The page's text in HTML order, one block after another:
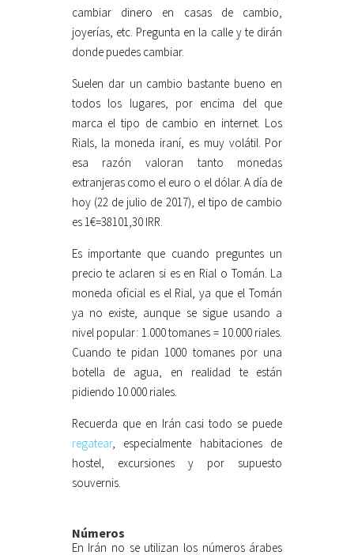
cambiar dinero en casas de cambio,
joyerías, etc. Pregunta en la calle y te dirán
donde puedes cambiar.
Suelen dar un cambio bastante bueno en
todos los lugares, por encima del que
marca el tipo de cambio en internet. Los
Rials, la moneda iraní, es muy volátil. Por
esa razón valoran tanto monedas
extranjeras como el euro o el dólar. A día de
hoy (22 de julio de 2017), el tipo de cambio
es 1€=38101,30 IRR.
Es importante que cuando preguntes un
precio te aclaren si es en Rial o Tomán. La
moneda oficial es el Rial, ya que el Tomán
ya no existe, aunque se sigue usando a
nivel popular: 1.000 tomanes = 10.000 riales.
Cuando te pidan 1000 tomanes por una
botella de agua, en realidad te están
pidiendo 10.000 riales.
Recuerda que en Irán casi todo se puede
regatear, especialmente habitaciones de
hostel, excursiones y por supuesto
souvernis.
Números
En Irán no se utilizan los números árabes